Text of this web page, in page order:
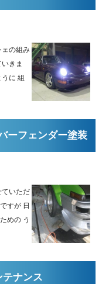
ェの組み
きま
に 組
ーフェンダー塗装
ていただ
すが 日
めの う
ンテナンス